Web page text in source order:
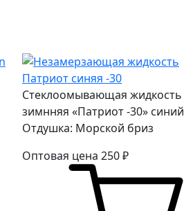
Стеклоомывающая жидкость
зимнняя «Патриот -30» синий
Отдушка: Морской бриз
Оптовая цена 250₽